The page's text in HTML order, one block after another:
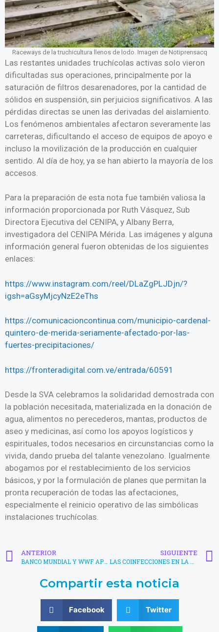
Raceways de la truchicultura llenos de lodo. Imagen de Notiprensacq
Las restantes unidades truchícolas activas solo vieron
dificultadas sus operaciones, principalmente por la
saturación de filtros desarenadores, por la cantidad de
sólidos en suspensión, sin perjuicios significativos. A las
pérdidas directas se unen las derivadas del aislamiento.
Los fenómenos ambientales afectaron severamente las
carreteras, dificultando el acceso de equipos de apoyo e
incluso la movilización de la producción en cualquier
sentido. Al día de hoy, ya se han abierto la mayoría de los
accesos.
Para la preparación de esta nota fue también valiosa la
información proporcionada por Ruth Vásquez, Sub
Directora Ejecutiva del CENIPA, y Albany Berra,
investigadora del CENIPA Mérida. Las imágenes y alguna
información general fueron obtenidas de los siguientes
enlaces:
https://www.instagram.com/reel/DLaZgPLJDjn/?
igsh=aGsyMjcyNzE2eThs
https://comunicacioncontinua.com/municipio-cardenal-
quintero-de-merida-seriamente-afectado-por-las-
fuertes-precipitaciones/
https://fronteradigital.com.ve/entrada/60591
Desde la SVA celebramos la solidaridad demostrada con
la población necesitada, materializada en la donación de
agua, alimentos no perecederos, mantas, productos de
aseo y medicinas, así como los apoyos logísticos y
espirituales, todos necesarios en circunstancias como la
vivida, dando prueba del talante venezolano. Igualmente
abogamos por el restablecimiento de los servicios
básicos, y por la formulación de planes que permitan la
pronta recuperación de todas las afectaciones,
especialmente el reinicio operativo de las simbólicas
instalaciones truchícolas.
ANTERIOR SIGUIENTE
Compartir esta noticia
Facebook Twitter